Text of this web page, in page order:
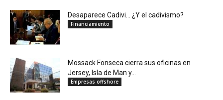
Desaparece Cadivi… ¿Y el cadivismo?
Financiamiento
Mossack Fonseca cierra sus oficinas en
Jersey, Isla de Man y...
Empresas offshore